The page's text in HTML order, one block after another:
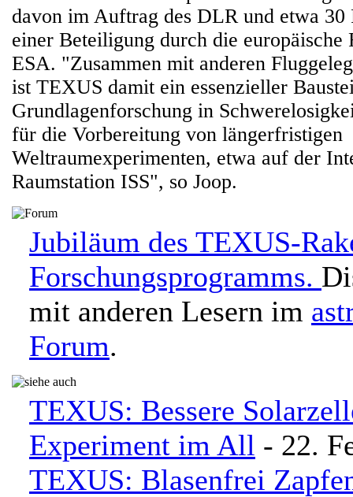
davon im Auftrag des DLR und etwa 30
einer Beteiligung durch die europäische
ESA. "Zusammen mit anderen
ist TEXUS damit ein essenzieller
Grundlagenforschung in
für die Vorbereitung von längerfristigen
Weltraumexperimenten, etwa auf der
Raumstation ISS", so Joop.
Jubiläum des TEXUS-
Forschungsprogramms.
mit anderen Lesern im
Forum.
TEXUS: Bessere
Experiment im All - 22.
TEXUS: Blasenfrei